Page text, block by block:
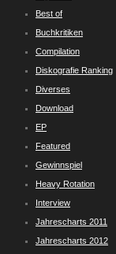
Best of
Buchkritiken
Compilation
Diskografie Ranking
Diverses
Download
EP
Featured
Gewinnspiel
Heavy Rotation
Interview
Jahrescharts 2011
Jahrescharts 2012